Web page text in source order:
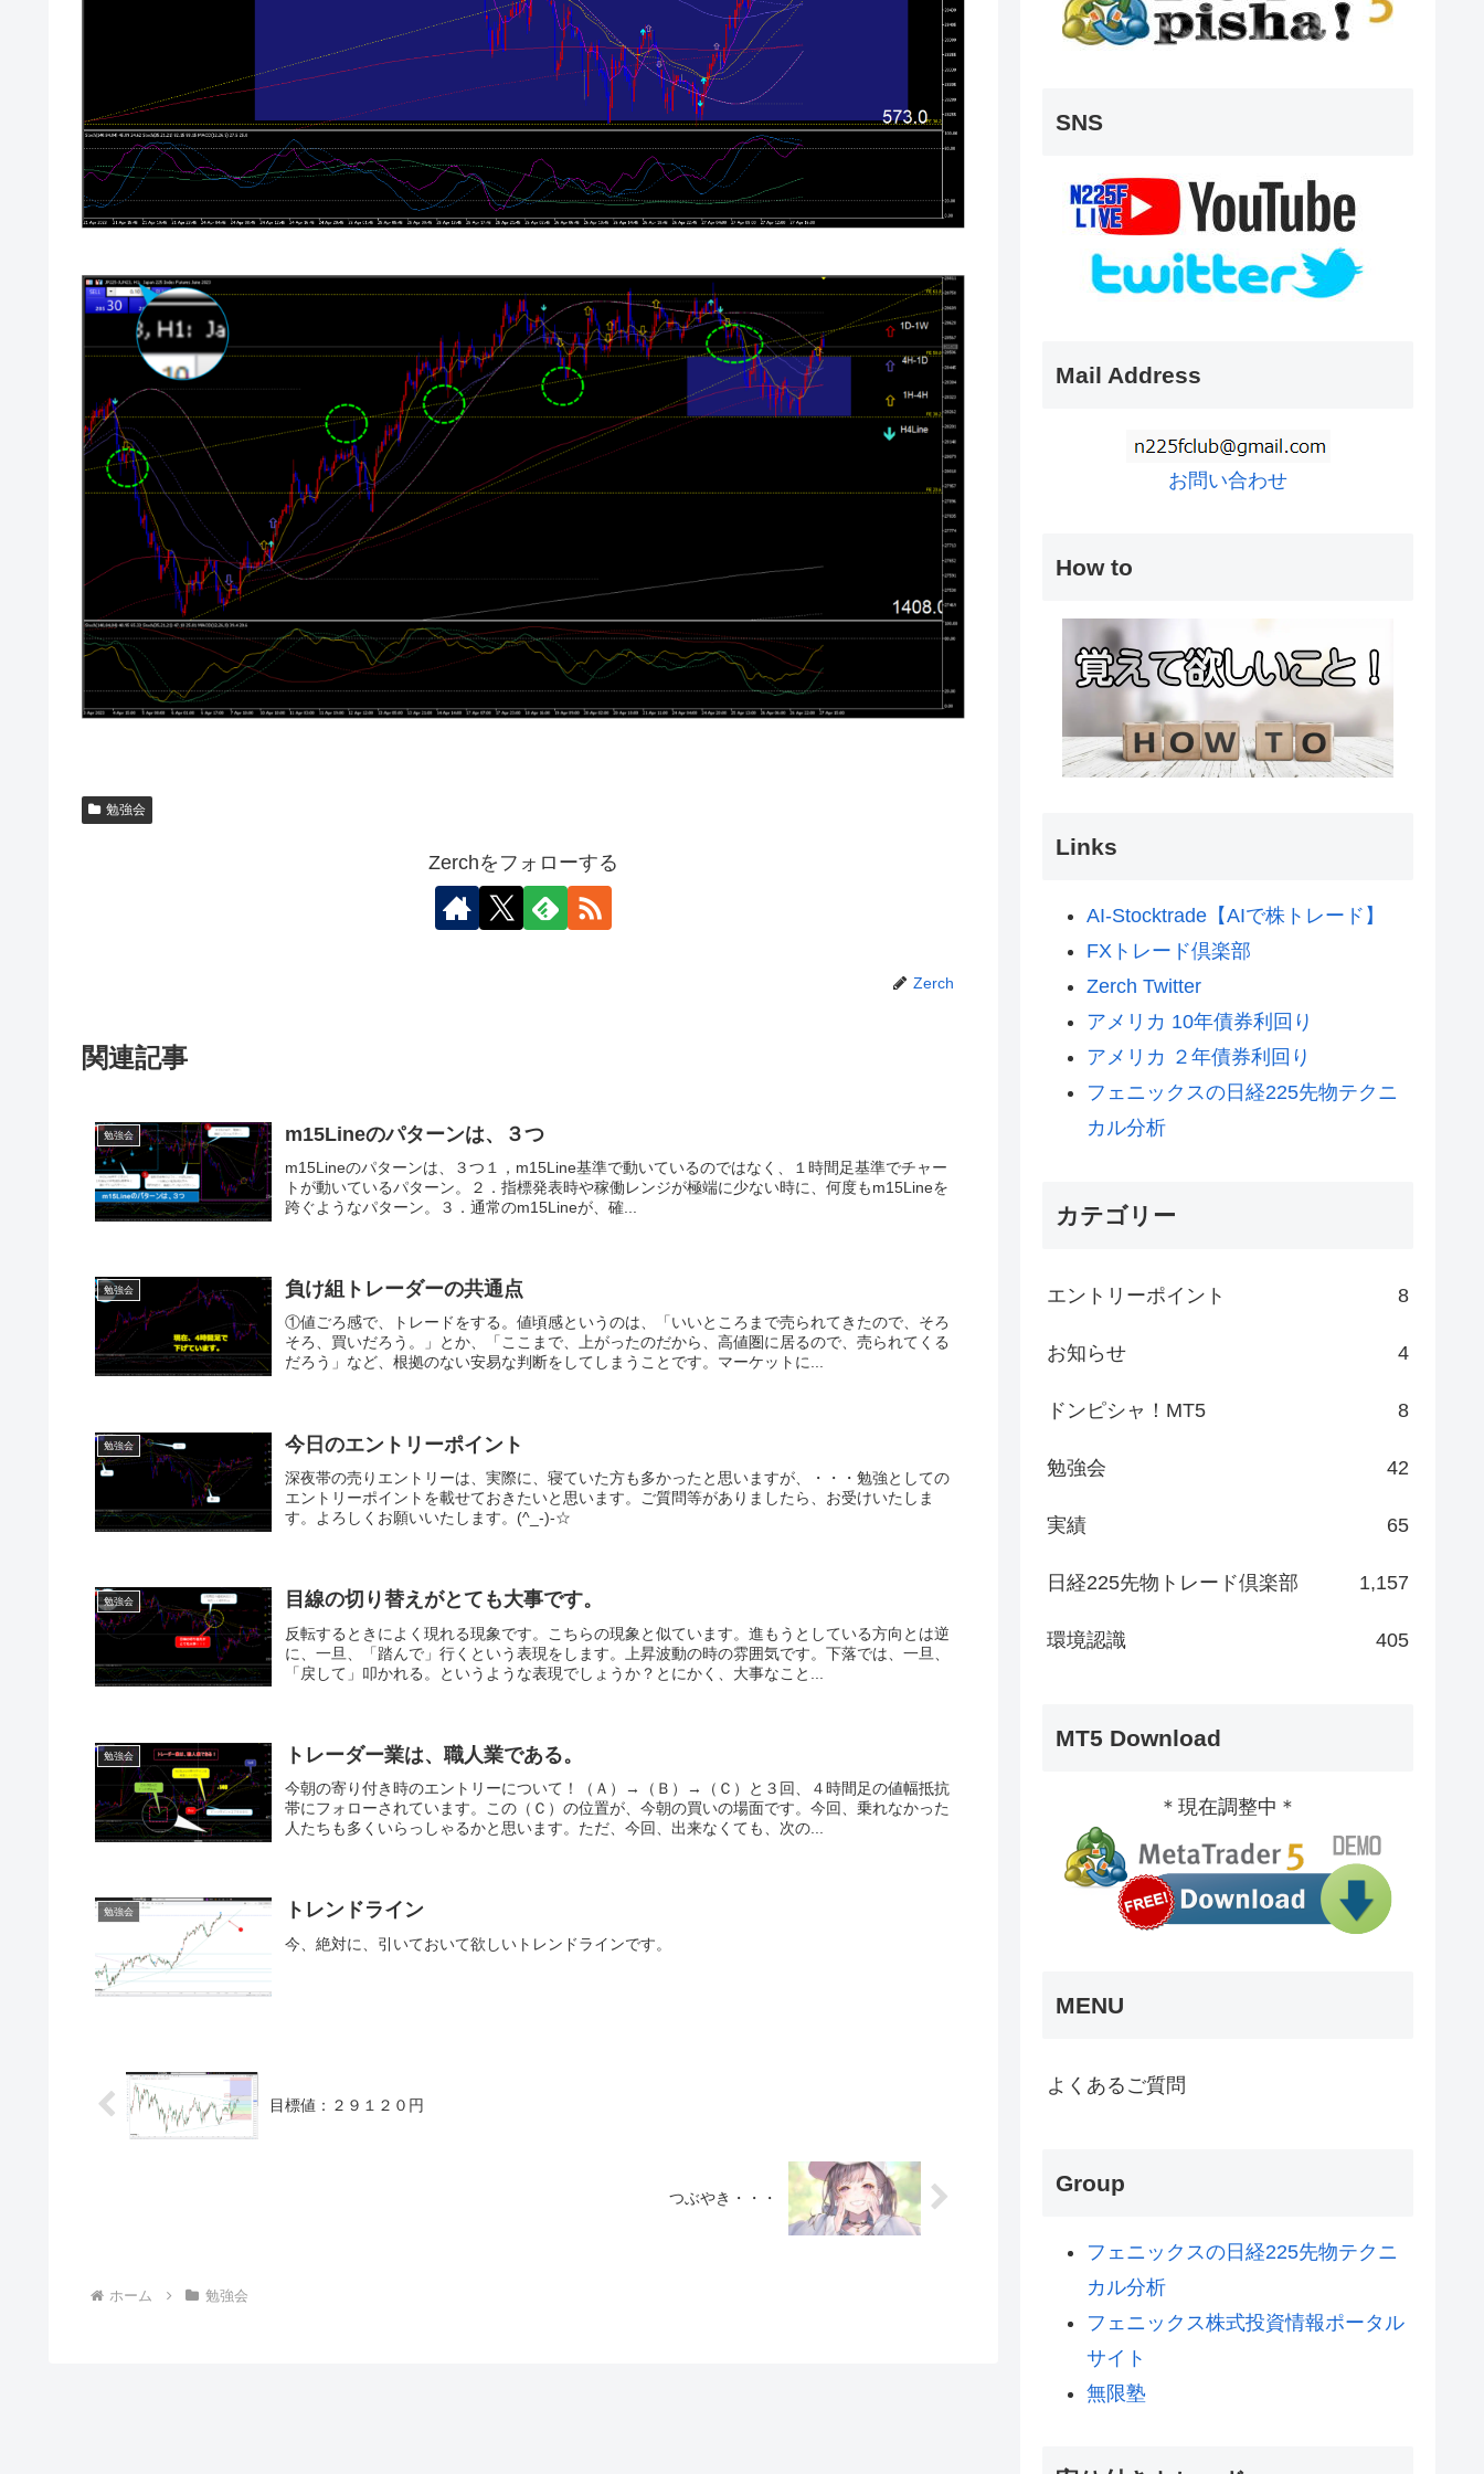
勉強会
Zerchをフォローする
Zerch
関連記事
勉強会 m15Lineのパターンは、３つ
m15Lineのパターンは、３つ１，m15Line基準で動いているのではなく、１時間足基準でチャー
トが動いているパターン。２．指標発表時や稼働レンジが極端に少ない時に、何度もm15Lineを
跨ぐようなパターン。３．通常のm15Lineが、確...
勉強会 負け組トレーダーの共通点
①値ごろ感で、トレードをする。値頃感というのは、「いいところまで売られてきたので、そろ
そろ、買いだろう。」とか、「ここまで、上がったのだから、高値圏に居るので、売られてくる
だろう」など、根拠のない安易な判断をしてしまうことです。マーケットに...
勉強会 今日のエントリーポイント
深夜帯の売りエントリーは、実際に、寝ていた方も多かったと思いますが、・・・勉強としての
エントリーポイントを載せておきたいと思います。ご質問等がありましたら、お受けいたしま
す。よろしくお願いいたします。(^_-)-☆
勉強会 目線の切り替えがとても大事です。
反転するときによく現れる現象です。こちらの現象と似ています。進もうとしている方向とは逆
に、一旦、「踏んで」行くという表現をします。上昇波動の時の雰囲気です。下落では、一旦、
「戻して」叩かれる。というような表現でしょうか？とにかく、大事なこと...
勉強会 トレーダー業は、職人業である。
今朝の寄り付き時のエントリーについて！（Ａ）→（Ｂ）→（Ｃ）と３回、４時間足の値幅抵抗
帯にフォローされています。この（Ｃ）の位置が、今朝の買いの場面です。今回、乗れなかった
人たちも多くいらっしゃるかと思います。ただ、今回、出来なくても、次の...
勉強会 トレンドライン
今、絶対に、引いておいて欲しいトレンドラインです。
目標値：２９１２０円
つぶやき・・・
ホーム 勉強会
SNS
Mail Address
お問い合わせ
How to
Links
AI-Stocktrade【AIで株トレード】
FXトレード倶楽部
Zerch Twitter
アメリカ 10年債券利回り
アメリカ ２年債券利回り
フェニックスの日経225先物テクニ
カル分析
カテゴリー
エントリーポイント 8
お知らせ 4
ドンピシャ！MT5 8
勉強会 42
実績 65
日経225先物トレード倶楽部 1,157
環境認識 405
MT5 Download
＊現在調整中＊
MENU
よくあるご質問
Group
フェニックスの日経225先物テクニ
カル分析
フェニックス株式投資情報ポータル
サイト
無限塾